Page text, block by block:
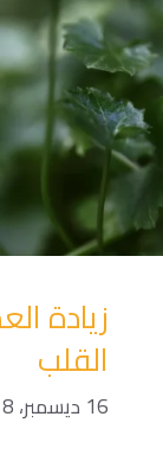
زيادة
القلب
16 ديسمبر، 2018